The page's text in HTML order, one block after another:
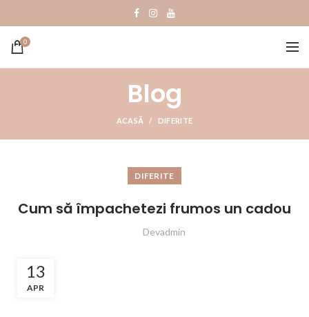
0
Blog
ACASĂ DIFERITE
DIFERITE
Cum să împachetezi frumos un cadou
Devadmin
13
APR